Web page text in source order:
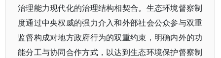
治理能力现代化的治理结构相契合。生态环境督察制
度通过中央权威的强力介入和外部社会公众参与双重
监督构成对地方政府行为的双重约束，明确内外的功
能分工与协同合作方式，以达到生态环境保护督察制